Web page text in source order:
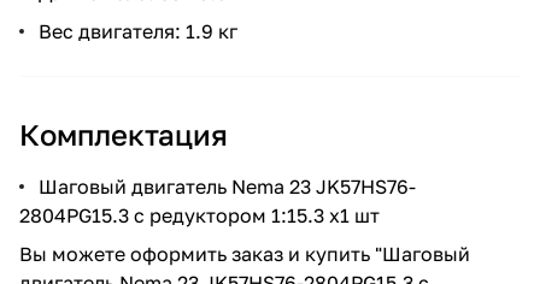
Вес двигателя: 1.9 кг
Комплектация
Шаговый двигатель Nema 23 JK57HS76-
2804PG15.3 c редуктором 1:15.3 x1 шт
Вы можете оформить заказ и купить "Шаговый